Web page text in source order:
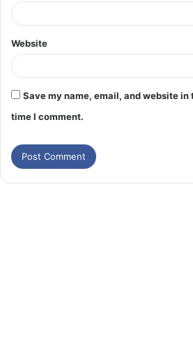
Website
Save my name, email, and website
time I comment.